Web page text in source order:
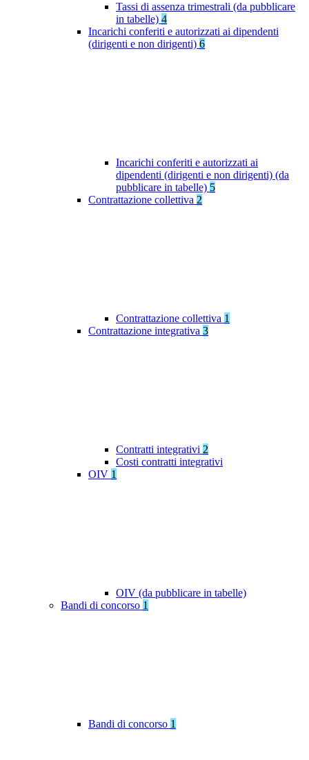
Tassi di assenza trimestrali (da pubblicare
in tabelle) 4
Incarichi conferiti e autorizzati ai dipendenti
(dirigenti e non dirigenti) 6
Incarichi conferiti e autorizzati ai
dipendenti (dirigenti e non dirigenti) (da
pubblicare in tabelle) 5
Contrattazione collettiva 2
Contrattazione collettiva 1
Contrattazione integrativa 3
Contratti integrativi 2
Costi contratti integrativi
OIV 1
OIV (da pubblicare in tabelle)
Bandi di concorso 1
Bandi di concorso 1